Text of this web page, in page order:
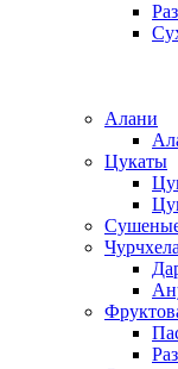
Алани
Цукаты
Чурчхела